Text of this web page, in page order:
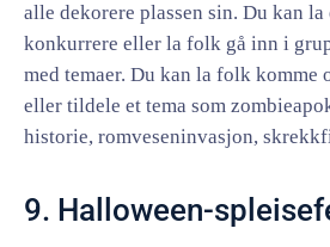
alle dekorere plassen sin. Du kan
konkurrere eller la folk gå inn i
med temaer. Du kan la folk komme
eller tildele et tema som
historie, romveseninvasjon,
9. Halloween-